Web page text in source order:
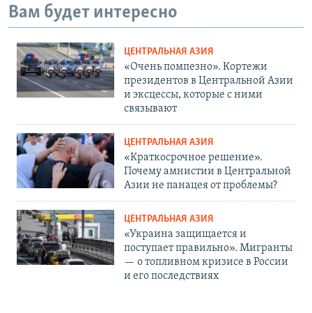
Вам будет интересно
ЦЕНТРАЛЬНАЯ АЗИЯ
«Очень помпезно». Кортежи
президентов в Центральной Азии
и эксцессы, которые с ними
связывают
ЦЕНТРАЛЬНАЯ АЗИЯ
«Краткосрочное решение».
Почему амнистии в Центральной
Азии не панацея от проблемы?
ЦЕНТРАЛЬНАЯ АЗИЯ
«Украина защищается и
поступает правильно». Мигранты
— о топливном кризисе в России
и его последствиях